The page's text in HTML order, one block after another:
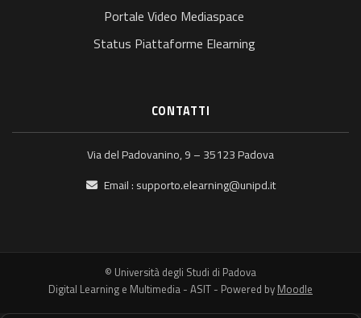
Portale Video Mediaspace
Status Piattaforme Elearning
CONTATTI
Via del Padovanino, 9 – 35123 Padova
Email : supporto.elearning@unipd.it
© Università degli Studi di Padova
Digital Learning e Multimedia - ASIT - Powered by Moodle